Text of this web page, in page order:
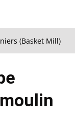
(Basket Mill)